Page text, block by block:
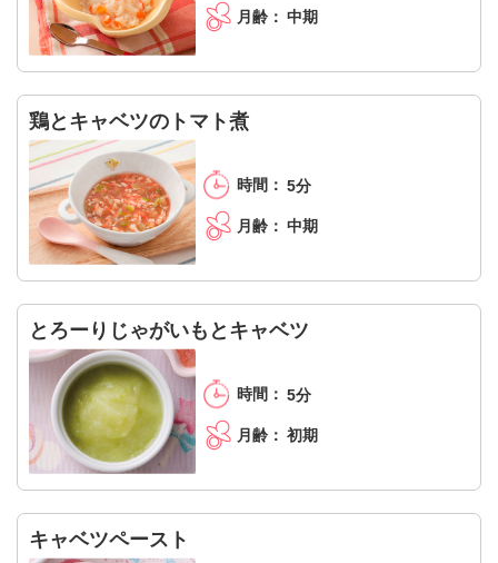
中期
鶏とキャベツのトマト煮
5分
中期
とろーりじゃがいもとキャベツ
5分
初期
キャベツペースト